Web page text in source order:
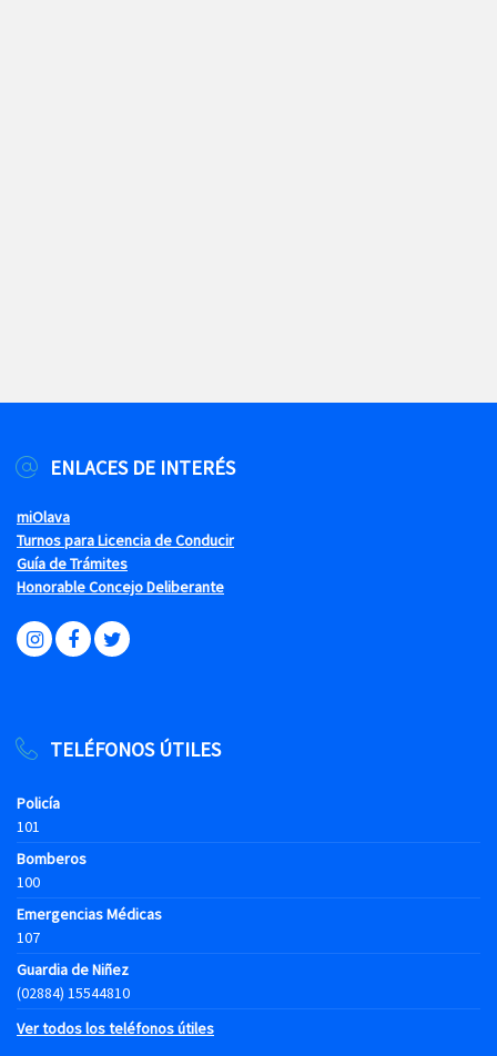
ENLACES DE INTERÉS
miOlava
Turnos para Licencia de Conducir
Guía de Trámites
Honorable Concejo Deliberante
TELÉFONOS ÚTILES
Policía
101
Bomberos
100
Emergencias Médicas
107
Guardia de Niñez
(02884) 15544810
Ver todos los teléfonos útiles